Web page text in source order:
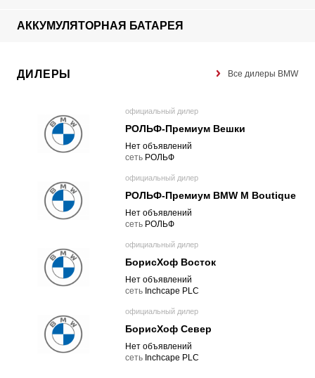
АККУМУЛЯТОРНАЯ БАТАРЕЯ
ДИЛЕРЫ Все дилеры BMW
официальный дилер
РОЛЬФ-Премиум Вешки
Нет объявлений
cеть РОЛЬФ
официальный дилер
РОЛЬФ-Премиум BMW M Boutique
Нет объявлений
cеть РОЛЬФ
официальный дилер
БорисХоф Восток
Нет объявлений
cеть Inchcape PLC
официальный дилер
БорисХоф Север
Нет объявлений
cеть Inchcape PLC